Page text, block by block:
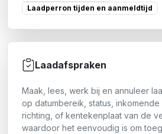
Laadperron tijden en aanmeldtijd
Laadafspraken
Maak, lees, werk bij en annuleer
op datumbereik, status,
richting, of kentekenplaat van de
waardoor het eenvoudig is om